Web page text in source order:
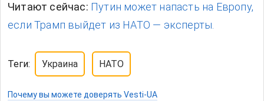
Читают сейчас: Путин может напасть на Европу,
если Трамп выйдет из НАТО — эксперты.
Теги: Украина НАТО
Почему вы можете доверять Vesti-UA